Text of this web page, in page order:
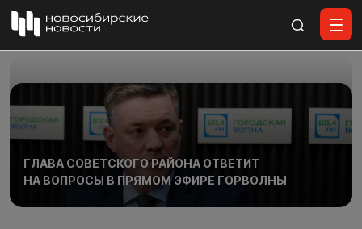
ГЛАВА СОВЕТСКОГО РАЙОНА ОТВЕТИТ
НА ВОПРОСЫ В ПРЯМОМ ЭФИРЕ ГОРВОЛНЫ